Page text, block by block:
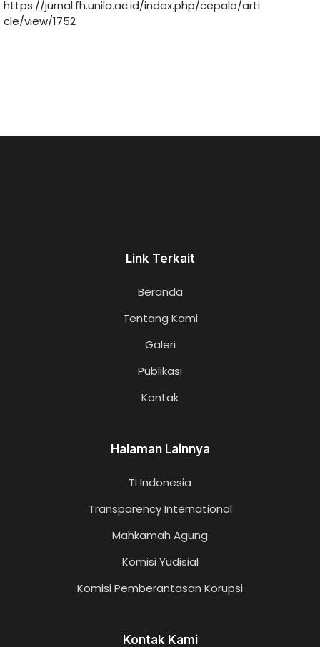
https://jurnal.fh.unila.ac.id/index.php/cepalo/arti
cle/view/1752
Link Terkait
Beranda
Tentang Kami
Galeri
Publikasi
Kontak
Halaman Lainnya
TI Indonesia
Transparency International
Mahkamah Agung
Komisi Yudisial
Komisi Pemberantasan Korupsi
Kontak Kami